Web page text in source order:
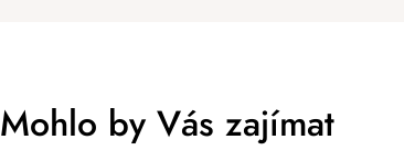
Mohlo by Vás zajímat